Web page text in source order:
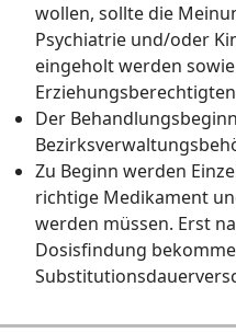
wollen, sollte die
Psychiatrie und/oder
eingeholt werden
Der
Zu Beginn werden
richtige Medikament
werden müssen. Erst
Dosisfindung